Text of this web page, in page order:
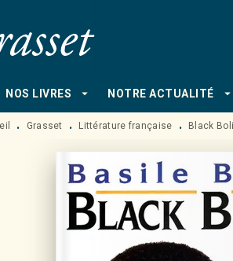
RECHERCHE
NOS LIVRES arrow_drop_down NOTRE ACTUALITÉ arrow_drop_down
• Grasset • Littérature française • Black Boli